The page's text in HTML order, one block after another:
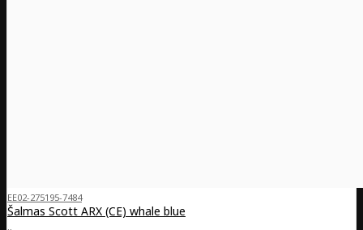
EE02-275195-7484
Šalmas Scott ARX (CE) whale blue
..